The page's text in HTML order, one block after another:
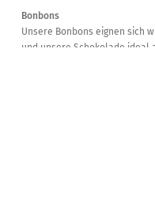
Bonbons
Unsere Bonbons eignen sich
und unsere Schokolade ideal